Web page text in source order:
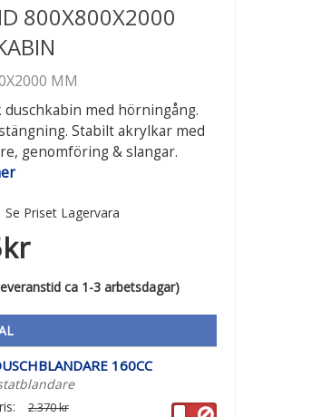
800X800X2000
MM
med hörningång.
Stabilt akrylkar med
genomföring & slangar.
Se Priset Lagervara
kr
ca 1-3 arbetsdagar)
160CC
2.370 kr